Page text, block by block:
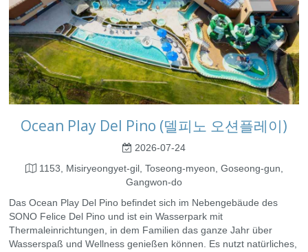
Ocean Play Del Pino (델피노 오션플레이)
2026-07-24
1153, Misiryeongyet-gil, Toseong-myeon, Goseong-gun,
Gangwon-do
Das Ocean Play Del Pino befindet sich im Nebengebäude des
SONO Felice Del Pino und ist ein Wasserpark mit
Thermaleinrichtungen, in dem Familien das ganze Jahr über
Wasserspaß und Wellness genießen können. Es nutzt natürliches,